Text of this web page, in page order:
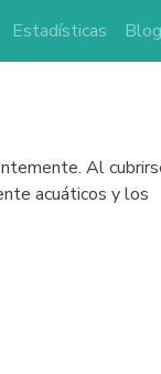
Estadísticas Blog
Al
acuáticos y los